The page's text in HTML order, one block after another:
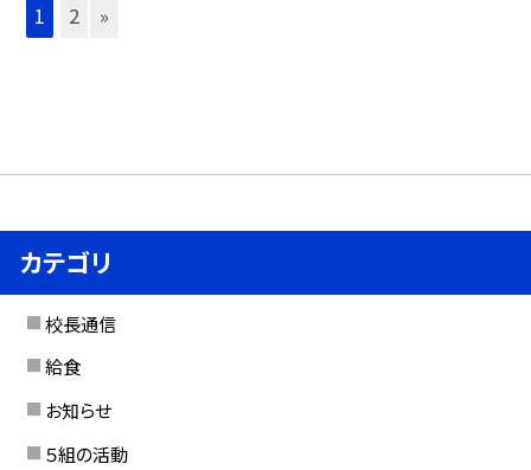
1 2 »
カテゴリ
校長通信
給食
お知らせ
５組の活動